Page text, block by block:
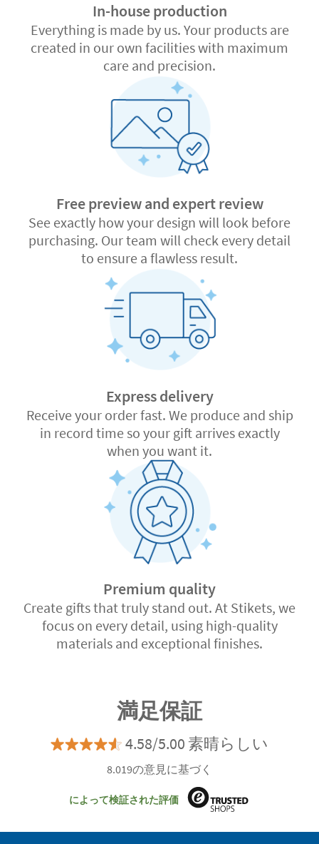
In-house production
Everything is made by us. Your products are
created in our own facilities with maximum
care and precision.
Free preview and expert review
See exactly how your design will look before
purchasing. Our team will check every detail
to ensure a flawless result.
Express delivery
Receive your order fast. We produce and ship
in record time so your gift arrives exactly
when you want it.
Premium quality
Create gifts that truly stand out. At Stikets, we
focus on every detail, using high-quality
materials and exceptional finishes.
満足保証
4.58/5.00 素晴らしい
8.019の意見に基づく
によって検証された評価